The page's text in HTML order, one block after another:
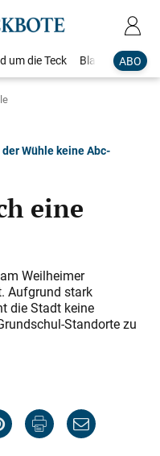
ABO
um die Teck Blaulicht
Wühle keine Abc-
eine
Weilheimer
Aufgrund stark
die Stadt keine
Standorte zu